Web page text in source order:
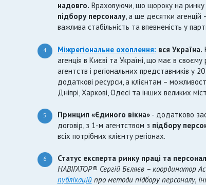
надовго. Враховуючи, що щороку на ринку
підбору персоналу, а ще десятки агенцій
важлива стабільність та впевненість у
4 Міжрегіональне охоплення: вся Україна.
агенція в Києві та Україні, що має в
агентств і регіональних представників у
додаткові ресурси, а клієнтам –
Дніпрі, Харкові, Одесі та інших великих
5 Принцип «Єдиного вікна»- додатково
договір, з 1-м агентством з підбору
всіх потрібних клієнту регіонах.
6 Статус експерта ринку праці та
НАВІГАТОР® Сергій Бєляєв – координатор
публікаційпро методи підбору персоналу,